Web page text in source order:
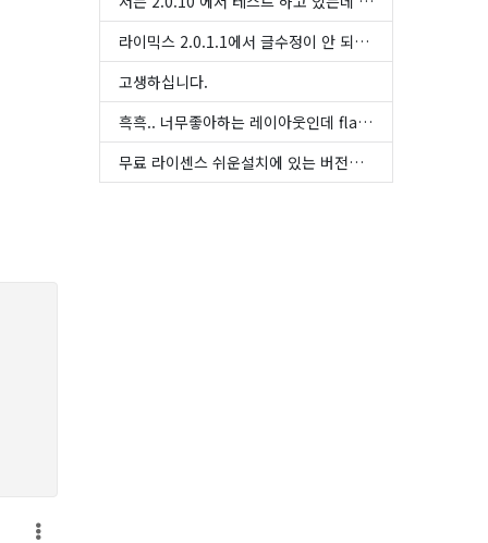
라이믹스 2.0.1.1에서 글수정이 안 되는 버그가 있습니다. 수정버튼을 눌러도 그냥 리프래쉬만 되고 본문에 ...
고생하십니다.
흑흑.. 너무좋아하는 레이아웃인데 flat5.. 업데이트조금만 되었으면너무좋을것같아요 아직도이만한 레이아...
무료 라이센스 쉬운설치에 있는 버전이 이 버전하고 많이 차이가 납니다.... ㅠㅠ